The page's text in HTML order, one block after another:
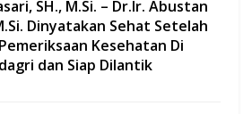
SH., M.Si. – Dr.Ir. Abustan
Dinyatakan Sehat Setelah
Kesehatan Di
dan Siap Dilantik